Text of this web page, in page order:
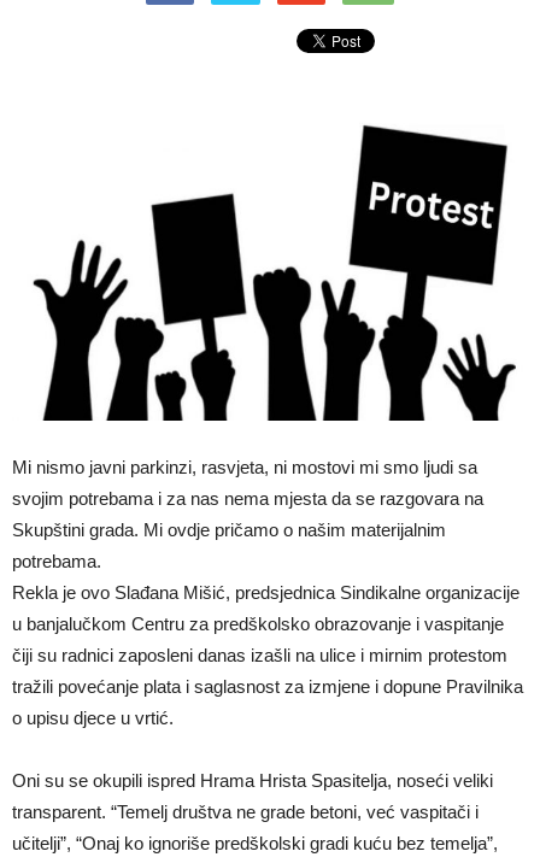
Mi nismo javni parkinzi, rasvjeta, ni mostovi mi smo ljudi sa
svojim potrebama i za nas nema mjesta da se razgovara na
Skupštini grada. Mi ovdje pričamo o našim materijalnim
potrebama.
Rekla je ovo Slađana Mišić, predsjednica Sindikalne organizacije
u banjalučkom Centru za predškolsko obrazovanje i vaspitanje
čiji su radnici zaposleni danas izašli na ulice i mirnim protestom
tražili povećanje plata i saglasnost za izmjene i dopune Pravilnika
o upisu djece u vrtić.
Oni su se okupili ispred Hrama Hrista Spasitelja, noseći veliki
transparent. “Temelj društva ne grade betoni, već vaspitači i
učitelji”, “Onaj ko ignoriše predškolski gradi kuću bez temelja”,